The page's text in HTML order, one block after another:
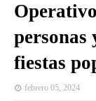
personas
fiestas
febrero 05, 2024